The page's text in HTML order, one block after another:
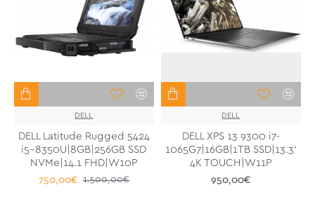
DELL
DELL Latitude Rugged 5424
i5-8350U|8GB|256GB SSD
NVMe|14.1 FHD|W10P
750,00€ 1.500,00€
DELL
DELL XPS 13 9300 i7-
1065G7|16GB|1TB SSD|13.3'
4K TOUCH|W11P
950,00€